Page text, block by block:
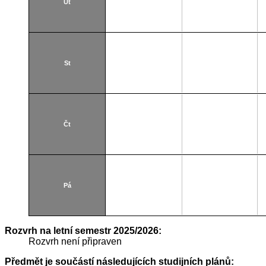
Út
St
Čt
Pá
Rozvrh na letní semestr 2025/2026:
Rozvrh není připraven
Předmět je součástí následujících studijních plánů: